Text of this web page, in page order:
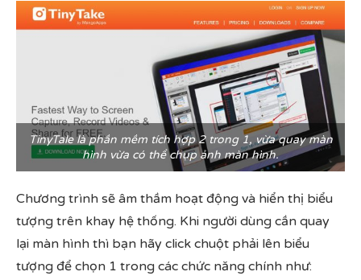
TinyTale là phần mềm tích hợp 2 trong 1, vừa quay màn
hình vừa có thể chụp ảnh màn hình.
Chương trình sẽ âm thầm hoạt động và hiển thị biểu
tượng trên khay hệ thống. Khi người dùng cần quay
lại màn hình thì bạn hãy click chuột phải lên biểu
tượng để chọn 1 trong các chức năng chính như: